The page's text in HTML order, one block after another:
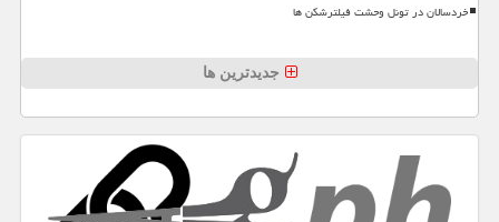
خردسالان در تونل وحشت فیلترشکن ها
جدیدترین ها